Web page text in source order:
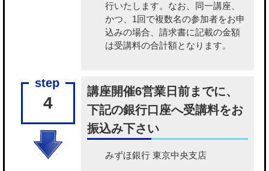
行いたします。なお、同一講座、
かつ、1回で複数名の参加者をお申
込みの場合、請求書に記載の金額
は受講料の合計額となります。
4
講座開催6営業日前までに、
下記の銀行口座へ受講料をお
振込み下さい
みずほ銀行 東京中央支店